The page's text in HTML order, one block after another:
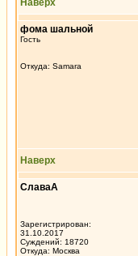
Наверх
фома шальной
Гость
Откуда: Samara
Наверх
СлаваА
Зарегистрирован:
31.10.2017
Суждений: 18720
Откуда: Москва